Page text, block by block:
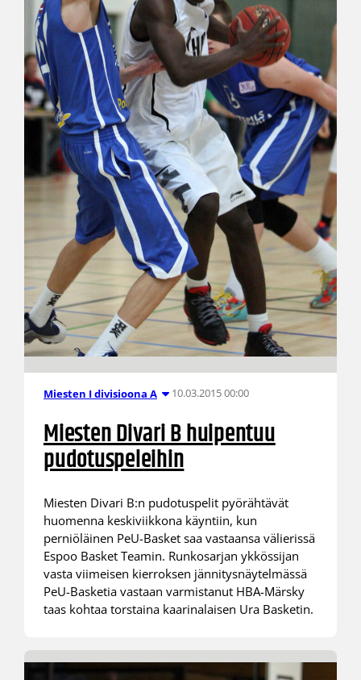
Miesten I divisioona A 10.03.2015 00:00
Miesten Divari B huipentuu
pudotuspeleihin
Miesten Divari B:n pudotuspelit pyörähtävät
huomenna keskiviikkona käyntiin, kun
perniöläinen PeU-Basket saa vastaansa välierissä
Espoo Basket Teamin. Runkosarjan ykkössijan
vasta viimeisen kierroksen jännitysnäytelmässä
PeU-Basketia vastaan varmistanut HBA-Märsky
taas kohtaa torstaina kaarinalaisen Ura Basketin.